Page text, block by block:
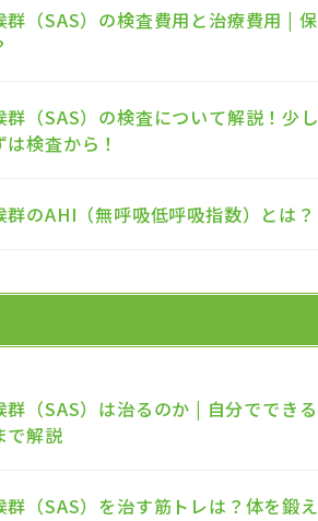
群（SAS）の検査費用と治療費用 | 保
群（SAS）の検査について解説！少し
検査から！
のAHI（無呼吸低呼吸指数）とは？
群（SAS）は治るのか | 自分でできる
で解説
群（SAS）を治す筋トレは？体を鍛え